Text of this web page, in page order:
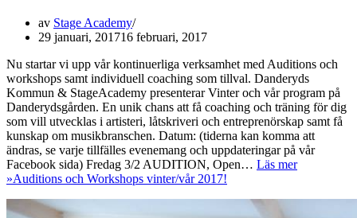
av Stage Academy
29 januari, 201716 februari, 2017
Nu startar vi upp vår kontinuerliga verksamhet med Auditions och
workshops samt individuell coaching som tillval. Danderyds
Kommun & StageAcademy presenterar Vinter och vår program på
Danderydsgården. En unik chans att få coaching och träning för dig
som vill utvecklas i artisteri, låtskriveri och entreprenörskap samt få
kunskap om musikbranschen. Datum: (tiderna kan komma att
ändras, se varje tillfälles evenemang och uppdateringar på vår
Facebook sida) Fredag 3/2 AUDITION, Open… Läs mer
»Auditions och Workshops vinter/vår 2017!